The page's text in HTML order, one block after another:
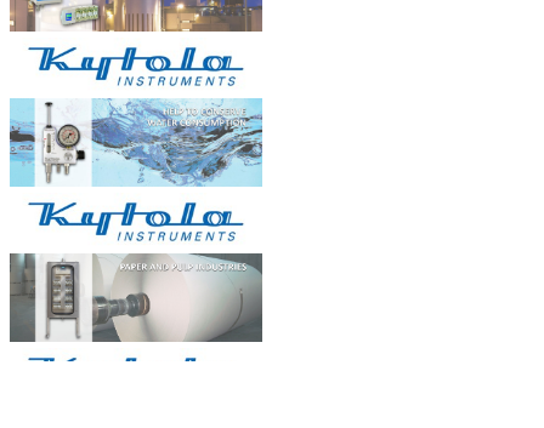
I. Đôi điều về xử lý nước thải ...
OILCOL giám sát chất lượng dầu
tản nhiệ...
nhiệt,...